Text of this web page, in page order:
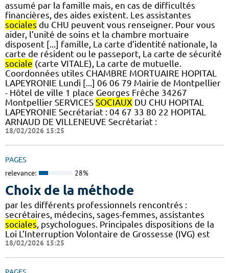
assumé par la famille mais, en cas de difficultés
financières, des aides existent. Les assistantes
sociales du CHU peuvent vous renseigner. Pour vous
aider, l’unité de soins et la chambre mortuaire
disposent [...] famille, La carte d’identité nationale, la
carte de résident ou le passeport, La carte de sécurité
sociale (carte VITALE), La carte de mutuelle.
Coordonnées utiles CHAMBRE MORTUAIRE HOPITAL
LAPEYRONIE Lundi [...] 06 06 79 Mairie de Montpellier
- Hôtel de ville 1 place Georges Frêche 34267
Montpellier SERVICES SOCIAUX DU CHU HOPITAL
LAPEYRONIE Secrétariat : 04 67 33 80 22 HOPITAL
ARNAUD DE VILLENEUVE Secrétariat :
18/02/2026 15:25
PAGES
relevance: 28%
Choix de la méthode
par les différents professionnels rencontrés :
secrétaires, médecins, sages-femmes, assistantes
sociales , psychologues. Principales dispositions de la
Loi L’Interruption Volontaire de Grossesse (IVG) est
18/02/2026 15:25